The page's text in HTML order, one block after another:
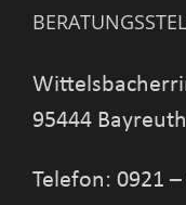
95444 Bayreuth
Telefon: 0921